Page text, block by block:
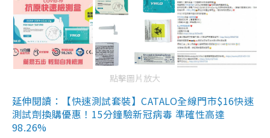
點擊圖片放大
延伸閱讀：【快速測試套裝】CATALO全線門市$16快速
測試劑換購優惠！15分鐘驗新冠病毒 準確性高達
98.26%